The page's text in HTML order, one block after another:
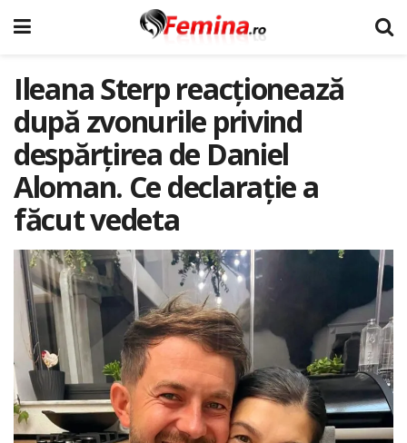
Ileana Sterp reacționează
după zvonurile privind
despărțirea de Daniel
Aloman. Ce declarație a
făcut vedeta